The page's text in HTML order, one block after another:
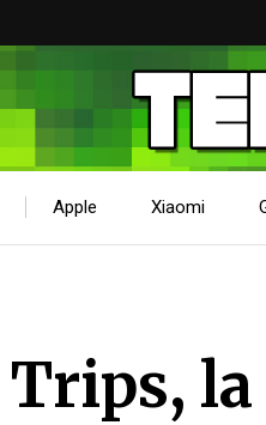
Apple Xiaomi